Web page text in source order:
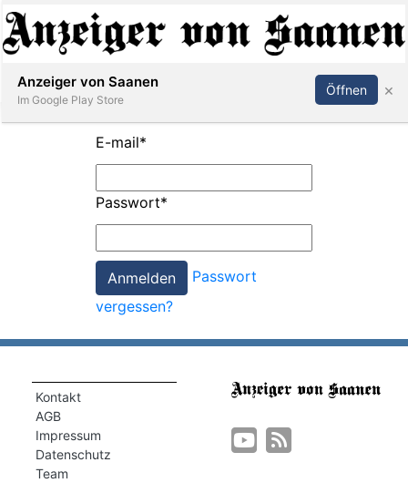
Abonnieren Anmelden
E-mail*
Passwort*
Passwort
vergessen?
Kontakt
AGB
Impressum
Datenschutz
Team
Anzeiger von Saanen
Im Google Play Store
Öffnen ×